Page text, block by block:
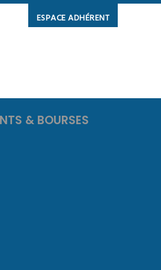
ESPACE ADHÉRENT
& BOURSES